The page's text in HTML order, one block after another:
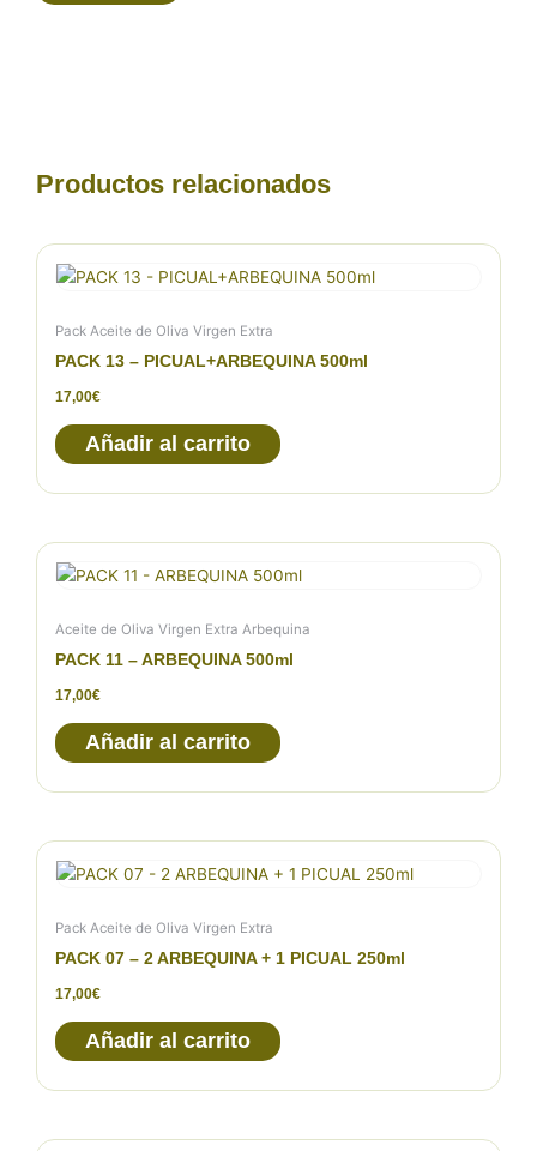
Productos relacionados
Pack Aceite de Oliva Virgen Extra
PACK 13 – PICUAL+ARBEQUINA 500ml
17,00€
Añadir al carrito
Aceite de Oliva Virgen Extra Arbequina
PACK 11 – ARBEQUINA 500ml
17,00€
Añadir al carrito
Pack Aceite de Oliva Virgen Extra
PACK 07 – 2 ARBEQUINA + 1 PICUAL 250ml
17,00€
Añadir al carrito